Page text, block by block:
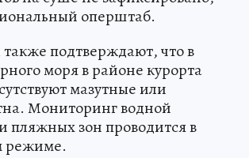
оперштаб.
подтверждают, что в
моря в районе курорта
мазутные или
Мониторинг водной
пляжных зон проводится в
режиме.